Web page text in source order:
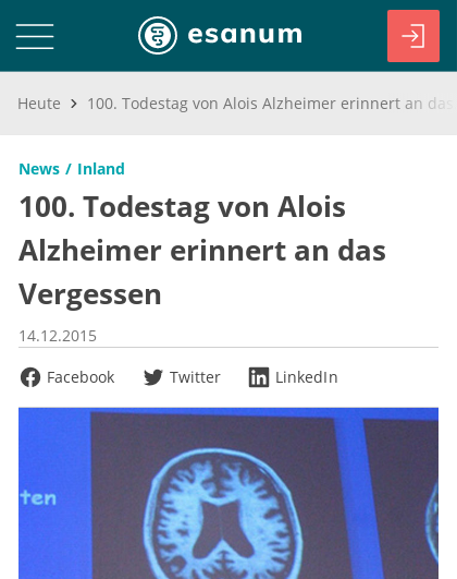
Heute
News Inland
100. Todestag von Alois
Alzheimer erinnert an das
Vergessen
14.12.2015
Facebook
Twitter LinkedIn